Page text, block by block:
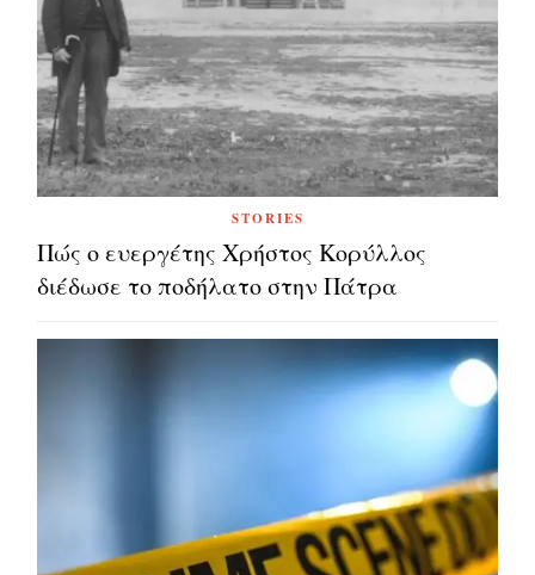
STORIES
Πώς ο ευεργέτης Χρήστος Κορύλλος
διέδωσε το ποδήλατο στην Πάτρα